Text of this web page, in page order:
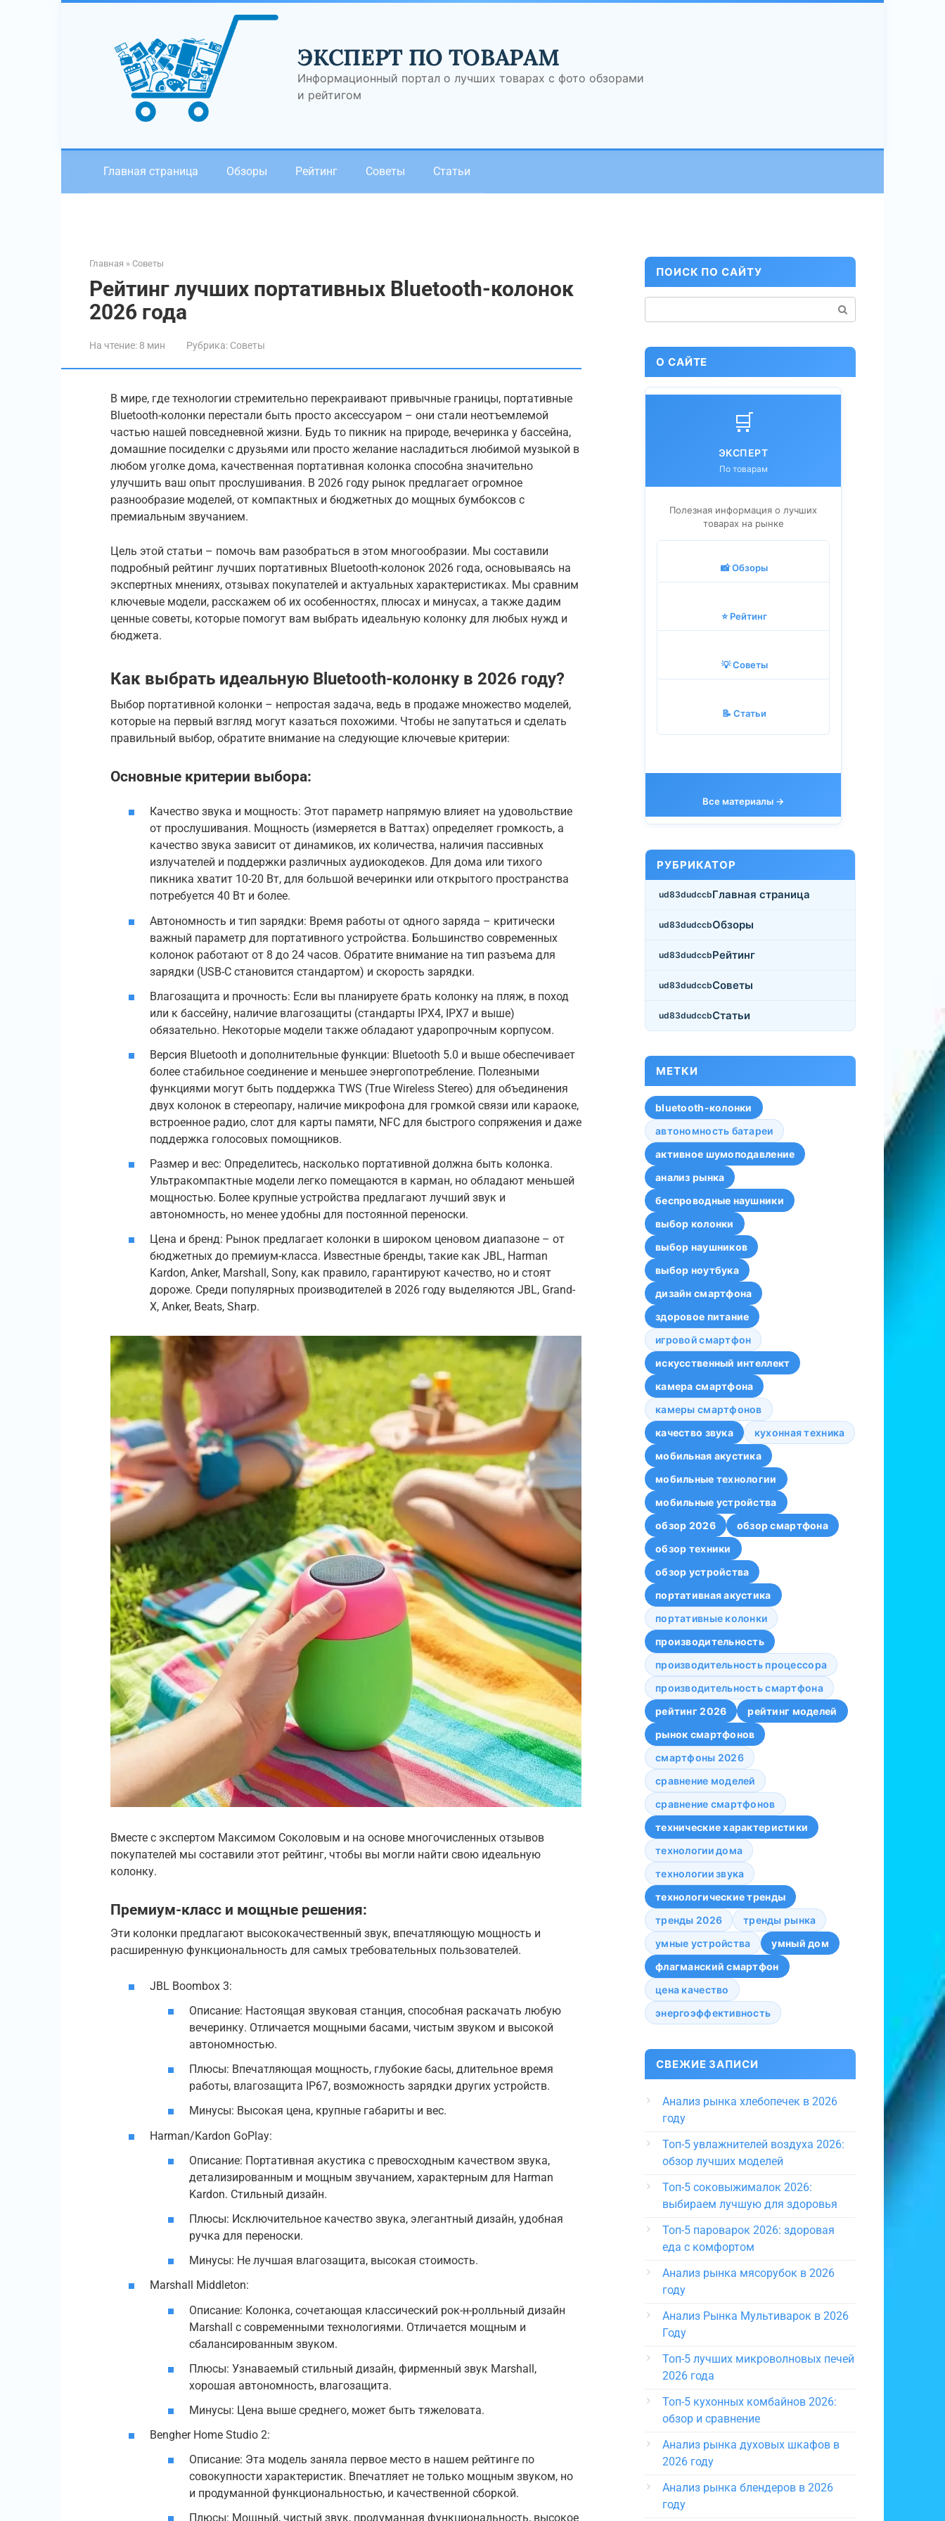
ЭКСПЕРТ ПО ТОВАРАМ
Информационный портал о лучших товарах с фото обзорами
и рейтигом
Главная страница Обзоры Рейтинг Советы Статьи
Главная » Советы
Рейтинг лучших портативных Bluetooth-колонок
2026 года
На чтение: 8 мин Рубрика: Советы
В мире, где технологии стремительно перекраивают привычные границы, портативные
Bluetooth-колонки перестали быть просто аксессуаром – они стали неотъемлемой
частью нашей повседневной жизни. Будь то пикник на природе, вечеринка у бассейна,
домашние посиделки с друзьями или просто желание насладиться любимой музыкой в
любом уголке дома, качественная портативная колонка способна значительно
улучшить ваш опыт прослушивания. В 2026 году рынок предлагает огромное
разнообразие моделей, от компактных и бюджетных до мощных бумбоксов с
премиальным звучанием.
Цель этой статьи – помочь вам разобраться в этом многообразии. Мы составили
подробный рейтинг лучших портативных Bluetooth-колонок 2026 года, основываясь на
экспертных мнениях, отзывах покупателей и актуальных характеристиках. Мы сравним
ключевые модели, расскажем об их особенностях, плюсах и минусах, а также дадим
ценные советы, которые помогут вам выбрать идеальную колонку для любых нужд и
бюджета.
Как выбрать идеальную Bluetooth-колонку в 2026 году?
Выбор портативной колонки – непростая задача, ведь в продаже множество моделей,
которые на первый взгляд могут казаться похожими. Чтобы не запутаться и сделать
правильный выбор, обратите внимание на следующие ключевые критерии:
Основные критерии выбора:
Качество звука и мощность: Этот параметр напрямую влияет на удовольствие
от прослушивания. Мощность (измеряется в Ваттах) определяет громкость, а
качество звука зависит от динамиков, их количества, наличия пассивных
излучателей и поддержки различных аудиокодеков. Для дома или тихого
пикника хватит 10-20 Вт, для большой вечеринки или открытого пространства
потребуется 40 Вт и более.
Автономность и тип зарядки: Время работы от одного заряда – критически
важный параметр для портативного устройства. Большинство современных
колонок работают от 8 до 24 часов. Обратите внимание на тип разъема для
зарядки (USB-C становится стандартом) и скорость зарядки.
Влагозащита и прочность: Если вы планируете брать колонку на пляж, в поход
или к бассейну, наличие влагозащиты (стандарты IPX4, IPX7 и выше)
обязательно. Некоторые модели также обладают ударопрочным корпусом.
Версия Bluetooth и дополнительные функции: Bluetooth 5.0 и выше обеспечивает
более стабильное соединение и меньшее энергопотребление. Полезными
функциями могут быть поддержка TWS (True Wireless Stereo) для объединения
двух колонок в стереопару, наличие микрофона для громкой связи или караоке,
встроенное радио, слот для карты памяти, NFC для быстрого сопряжения и даже
поддержка голосовых помощников.
Размер и вес: Определитесь, насколько портативной должна быть колонка.
Ультракомпактные модели легко помещаются в карман, но обладают меньшей
мощностью. Более крупные устройства предлагают лучший звук и
автономность, но менее удобны для постоянной переноски.
Цена и бренд: Рынок предлагает колонки в широком ценовом диапазоне – от
бюджетных до премиум-класса. Известные бренды, такие как JBL, Harman
Kardon, Anker, Marshall, Sony, как правило, гарантируют качество, но и стоят
дороже. Среди популярных производителей в 2026 году выделяются JBL, Grand-
X, Anker, Beats, Sharp.
Вместе с экспертом Максимом Соколовым и на основе многочисленных отзывов
покупателей мы составили этот рейтинг, чтобы вы могли найти свою идеальную
колонку.
Премиум-класс и мощные решения:
Эти колонки предлагают высококачественный звук, впечатляющую мощность и
расширенную функциональность для самых требовательных пользователей.
JBL Boombox 3:
Описание: Настоящая звуковая станция, способная раскачать любую
вечеринку. Отличается мощными басами, чистым звуком и высокой
автономностью.
Плюсы: Впечатляющая мощность, глубокие басы, длительное время
работы, влагозащита IP67, возможность зарядки других устройств.
Минусы: Высокая цена, крупные габариты и вес.
Harman/Kardon GoPlay:
Описание: Портативная акустика с превосходным качеством звука,
детализированным и мощным звучанием, характерным для Harman
Kardon. Стильный дизайн.
Плюсы: Исключительное качество звука, элегантный дизайн, удобная
ручка для переноски.
Минусы: Не лучшая влагозащита, высокая стоимость.
Marshall Middleton:
Описание: Колонка, сочетающая классический рок-н-ролльный дизайн
Marshall с современными технологиями. Отличается мощным и
сбалансированным звуком.
Плюсы: Узнаваемый стильный дизайн, фирменный звук Marshall,
хорошая автономность, влагозащита.
Минусы: Цена выше среднего, может быть тяжеловата.
Bengher Home Studio 2:
Описание: Эта модель заняла первое место в нашем рейтинге по
совокупности характеристик. Впечатляет не только мощным звуком, но
и продуманной функциональностью, и качественной сборкой.
Плюсы: Мощный, чистый звук, продуманная функциональность, высокое
ПОИСК ПО САЙТУ
О САЙТЕ
🛒
ЭКСПЕРТ
По товарам
Полезная информация о лучших
товарах на рынке
📸 Обзоры
⭐ Рейтинг
💡 Советы
📝 Статьи
Все материалы →
РУБРИКАТОР
Главная страница
Обзоры
Рейтинг
Советы
Статьи
МЕТКИ
bluetooth-колонки
автономность батареи
активное шумоподавление
анализ рынка
беспроводные наушники
выбор колонки
выбор наушников
выбор ноутбука
дизайн смартфона
здоровое питание
игровой смартфон
искусственный интеллект
камера смартфона
камеры смартфонов
качество звука
кухонная техника
мобильная акустика
мобильные технологии
мобильные устройства
обзор 2026
обзор смартфона
обзор техники
обзор устройства
портативная акустика
портативные колонки
производительность
производительность процессора
производительность смартфона
рейтинг 2026
рейтинг моделей
рынок смартфонов
смартфоны 2026
сравнение моделей
сравнение смартфонов
технические характеристики
технологии дома
технологии звука
технологические тренды
тренды 2026
тренды рынка
умные устройства
умный дом
флагманский смартфон
цена качество
энергоэффективность
СВЕЖИЕ ЗАПИСИ
Анализ рынка хлебопечек в 2026
году
Топ-5 увлажнителей воздуха 2026:
обзор лучших моделей
Топ-5 соковыжималок 2026:
выбираем лучшую для здоровья
Топ-5 пароварок 2026: здоровая
еда с комфортом
Анализ рынка мясорубок в 2026
году
Анализ Рынка Мультиварок в 2026
Году
Топ-5 лучших микроволновых печей
2026 года
Топ-5 кухонных комбайнов 2026:
обзор и сравнение
Анализ рынка духовых шкафов в
2026 году
Анализ рынка блендеров в 2026
году